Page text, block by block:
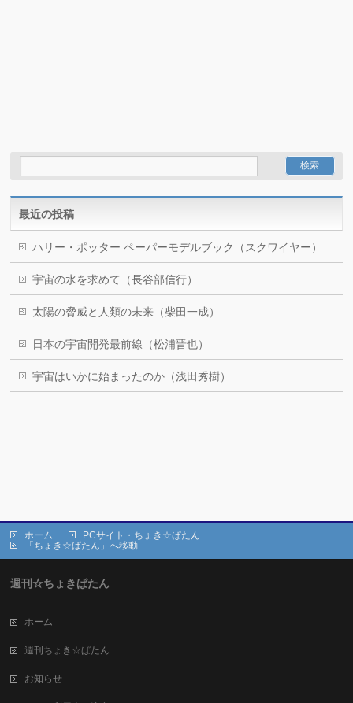
最近の投稿
ハリー・ポッター ペーパーモデルブック（スクワイヤー）
宇宙の水を求めて（長谷部信行）
太陽の脅威と人類の未来（柴田一成）
日本の宇宙開発最前線（松浦晋也）
宇宙はいかに始まったのか（浅田秀樹）
ホーム
PCサイト・ちょき☆ぱたん
「ちょき☆ぱたん」へ移動
週刊☆ちょきぱたん
ホーム
週刊ちょき☆ぱたん
お知らせ